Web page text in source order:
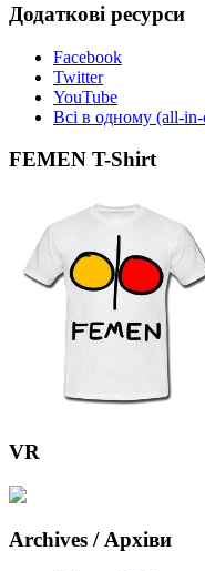
Додаткові ресурси
Facebook
Twitter
YouTube
Всі в одному (all-in-
FEMEN T-Shirt
VR
Archives / Архіви